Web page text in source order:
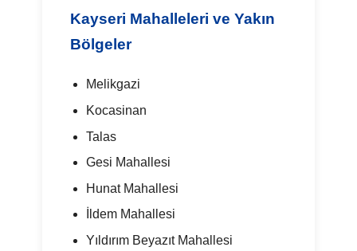
Kayseri Mahalleleri ve Yakın
Bölgeler
Melikgazi
Kocasinan
Talas
Gesi Mahallesi
Hunat Mahallesi
İldem Mahallesi
Yıldırım Beyazıt Mahallesi